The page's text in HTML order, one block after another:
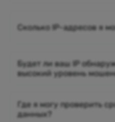
Сколько IP-адресов я
Будет ли ваш IP
высокий уровень
Где я могу проверить
данных?